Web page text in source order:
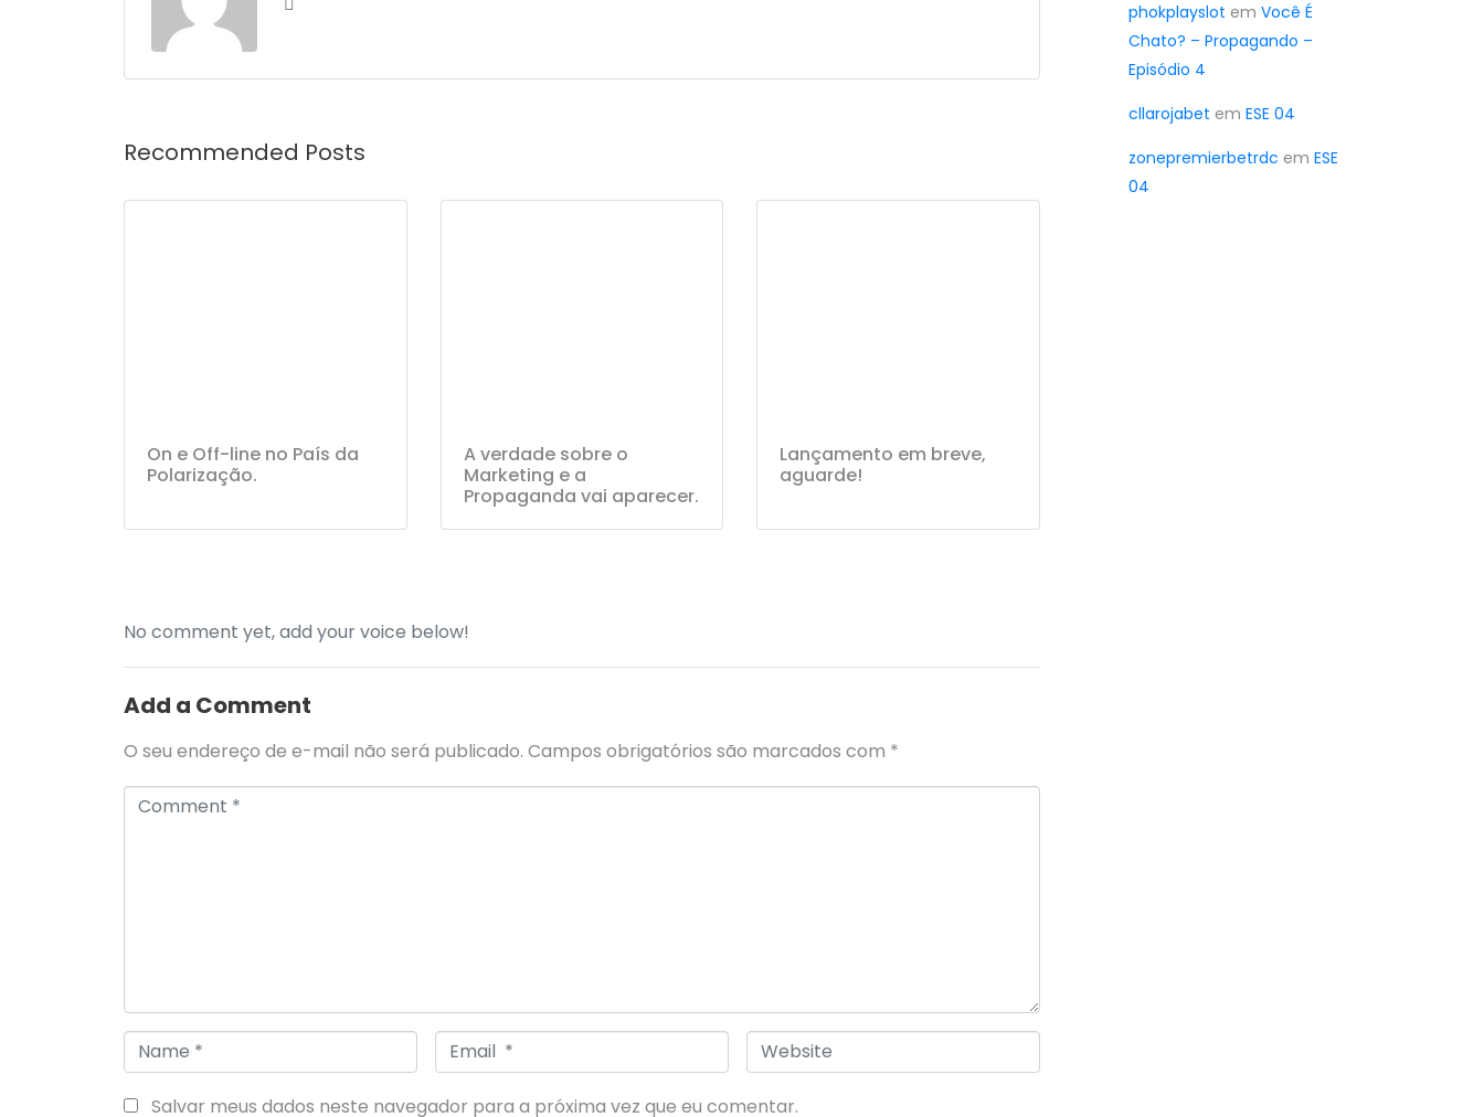
Recommended Posts
On e Off-line no País da
Polarização.
A verdade sobre o
Marketing e a
Propaganda vai aparecer.
Lançamento em breve,
aguarde!
No comment yet, add your voice below!
Add a Comment
O seu endereço de e-mail não será publicado. Campos obrigatórios são marcados com *
*
a
m
m
a
W
e
b
Salvar meus dados neste navegador para a próxima vez que eu comentar.
phokplayslot em Você É
Chato? – Propagando –
Episódio 4
cllarojabet em ESE 04
zonepremierbetrdc em ESE
04